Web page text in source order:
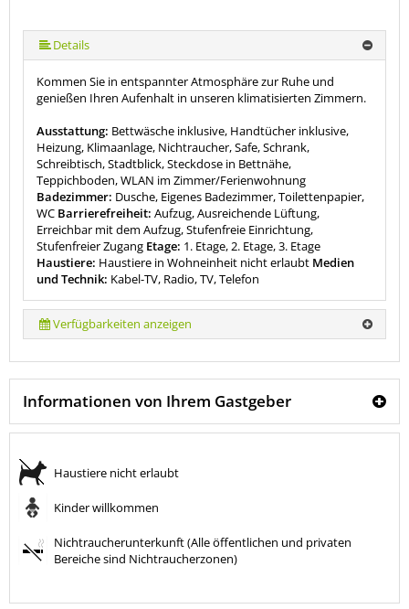
Details
Kommen Sie in entspannter Atmosphäre zur Ruhe und
genießen Ihren Aufenhalt in unseren klimatisierten Zimmern.
Ausstattung: Bettwäsche inklusive, Handtücher inklusive,
Heizung, Klimaanlage, Nichtraucher, Safe, Schrank,
Schreibtisch, Stadtblick, Steckdose in Bettnähe,
Teppichboden, WLAN im Zimmer/Ferienwohnung
Badezimmer: Dusche, Eigenes Badezimmer, Toilettenpapier,
WC Barrierefreiheit: Aufzug, Ausreichende Lüftung,
Erreichbar mit dem Aufzug, Stufenfreie Einrichtung,
Stufenfreier Zugang Etage: 1. Etage, 2. Etage, 3. Etage
Haustiere: Haustiere in Wohneinheit nicht erlaubt Medien
und Technik: Kabel-TV, Radio, TV, Telefon
Verfügbarkeiten anzeigen
Informationen von Ihrem Gastgeber
Haustiere nicht erlaubt
Kinder willkommen
Nichtraucherunterkunft (Alle öffentlichen und privaten
Bereiche sind Nichtraucherzonen)